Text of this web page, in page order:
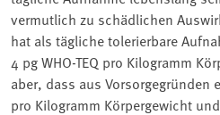
vermutlich zu schädlichen
hat als tägliche tolerierbare
4 pg WHO-TEQ pro Kilogramm
aber, dass aus Vorsorgegründen
pro Kilogramm Körpergewicht